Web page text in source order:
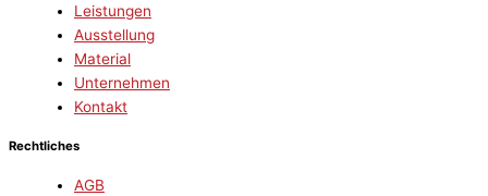
Leistungen
Ausstellung
Material
Unternehmen
Kontakt
Rechtliches
AGB